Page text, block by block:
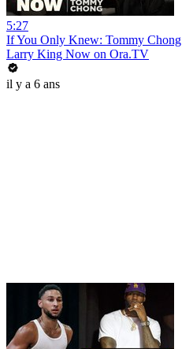
5:27
If You Only Knew: Tommy Chong
Larry King Now on Ora.TV
il y a 6 ans